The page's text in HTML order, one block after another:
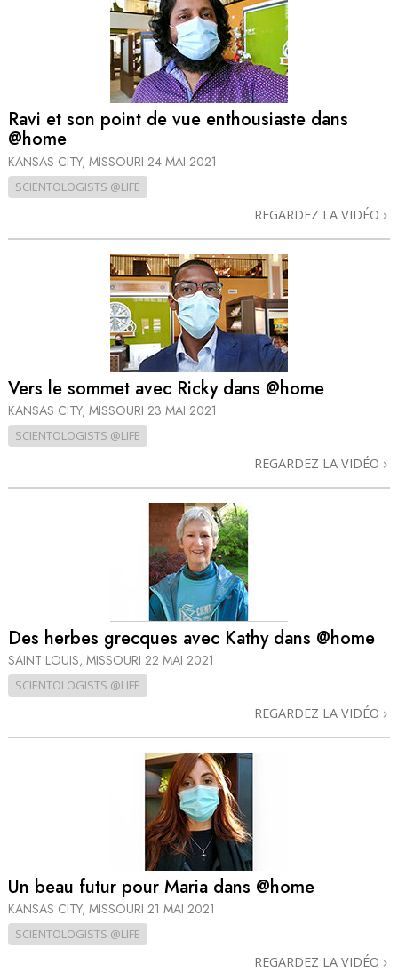
Ravi et son point de vue enthousiaste dans
@home
KANSAS CITY, MISSOURI 24 MAI 2021
SCIENTOLOGISTS @LIFE
REGARDEZ LA VIDÉO
Vers le sommet avec Ricky dans @home
KANSAS CITY, MISSOURI 23 MAI 2021
SCIENTOLOGISTS @LIFE
REGARDEZ LA VIDÉO
Des herbes grecques avec Kathy dans @home
SAINT LOUIS, MISSOURI 22 MAI 2021
SCIENTOLOGISTS @LIFE
REGARDEZ LA VIDÉO
Un beau futur pour Maria dans @home
KANSAS CITY, MISSOURI 21 MAI 2021
SCIENTOLOGISTS @LIFE
REGARDEZ LA VIDÉO